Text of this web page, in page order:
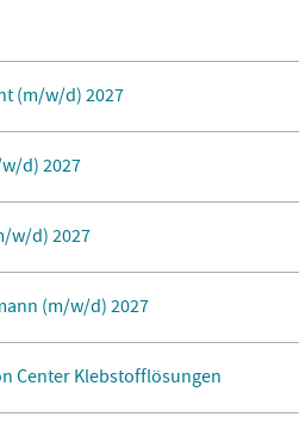
(m/w/d) 2027
d) 2027
w/d) 2027
(m/w/d) 2027
Center Klebstofflösungen